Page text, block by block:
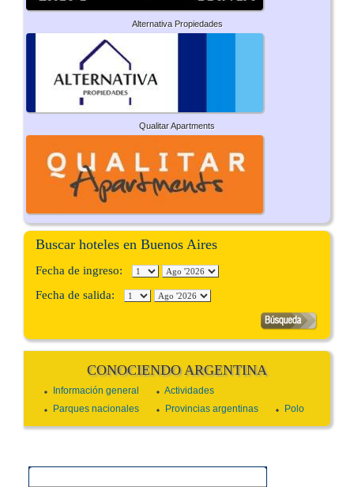
Alternativa Propiedades
Qualitar Apartments
Buscar hoteles en Buenos Aires
Fecha de ingreso:
Fecha de salida:
CONOCIENDO ARGENTINA
Información general
Actividades
Parques nacionales
Provincias argentinas Polo